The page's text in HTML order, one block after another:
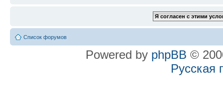
Список форумов
Powered by phpBB ©
Русская